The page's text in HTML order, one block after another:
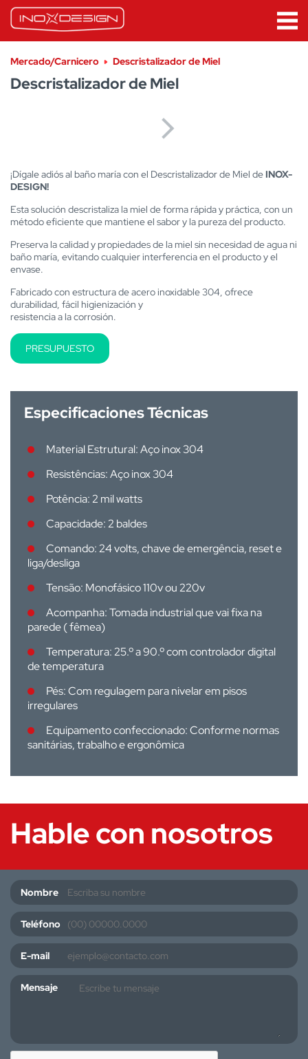
Mercado/Carnicero Descristalizador de Miel
Descristalizador de Miel
¡Dígale adiós al baño maría con el Descristalizador de Miel de INOX-
DESIGN!
Esta solución descristaliza la miel de forma rápida y práctica, con un
método eficiente que mantiene el sabor y la pureza del producto.
Preserva la calidad y propiedades de la miel sin necesidad de agua ni
baño maría, evitando cualquier interferencia en el producto y el
envase.
Fabricado con estructura de acero inoxidable 304, ofrece
durabilidad, fácil higienización y
resistencia a la corrosión.
PRESUPUESTO
Especificaciones Técnicas
Material Estrutural: Aço inox 304
Resistências: Aço inox 304
Potência: 2 mil watts
Capacidade: 2 baldes
Comando: 24 volts, chave de emergência, reset e
liga/desliga
Tensão: Monofásico 110v ou 220v
Acompanha: Tomada industrial que vai fixa na
parede ( fêmea)
Temperatura: 25.º a 90.º com controlador digital
de temperatura
Pés: Com regulagem para nivelar em pisos
irregulares
Equipamento confeccionado: Conforme normas
sanitárias, trabalho e ergonômica
Hable con nosotros
Nombre
Teléfono
E-mail
Mensaje